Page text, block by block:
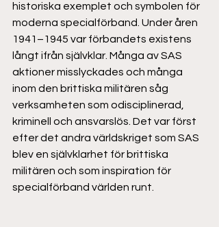
historiska exemplet och symbolen för
moderna specialförband. Under åren
1941–1945 var förbandets existens
långt ifrån självklar. Många av SAS
aktioner misslyckades och många
inom den brittiska militären såg
verksamheten som odisciplinerad,
kriminell och ansvarslös. Det var först
efter det andra världskriget som SAS
blev en självklarhet för brittiska
militären och som inspiration för
specialförband världen runt.